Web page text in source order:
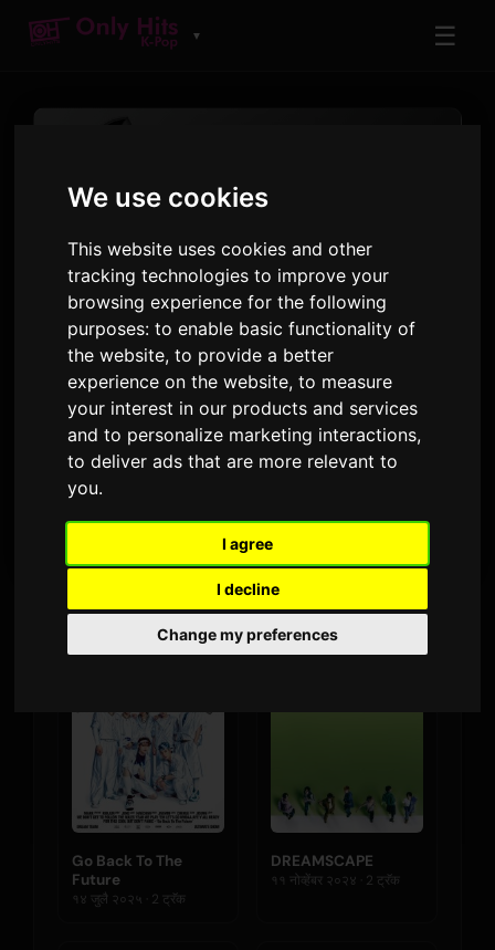
We use cookies
This website uses cookies and other
tracking technologies to improve your
browsing experience for the following
purposes:to enable basic functionality of
the website,to provide a better
experience on the website,to measure
your interest in our products and services
and to personalize marketing interactions,
to deliver ads that are more relevant to
you.
I agree
I decline
Change my preferences
▼ ☰
कलाकार
NCT DREAM
Only Hits वर वाजवलेले ट्रॅक आणि अल्बम
18
गाणी
4
अल्बम
513
एअरप्ले · 90 दिवस
Go Back To The
Future
१४ जुलै २०२५ · 2 ट्रॅक
DREAMSCAPE
११ नोव्हेंबर २०२४ · 2 ट्रॅक